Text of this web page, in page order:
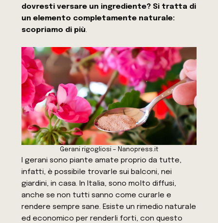
dovresti versare un ingrediente? Si tratta di
un elemento completamente naturale:
scopriamo di più.
Gerani rigogliosi – Nanopress.it
I gerani sono piante amate proprio da tutte,
infatti, è possibile trovarle sui balconi, nei
giardini, in casa. In Italia, sono molto diffusi,
anche se non tutti sanno come curarle e
rendere sempre sane. Esiste un rimedio naturale
ed economico per renderli forti, con questo